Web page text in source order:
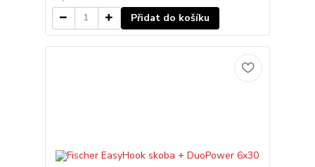
Přidat do košíku